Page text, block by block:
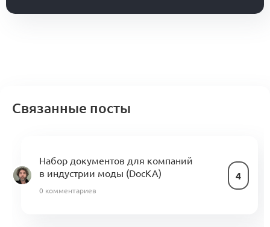
Связанные посты
Набор документов для компаний
в индустрии моды (DocKA)
4
0 комментариев